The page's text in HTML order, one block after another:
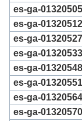
es-ga-01320505
es-ga-01320512
es-ga-01320527
es-ga-01320533
es-ga-01320548
es-ga-01320551
es-ga-01320564
es-ga-01320570